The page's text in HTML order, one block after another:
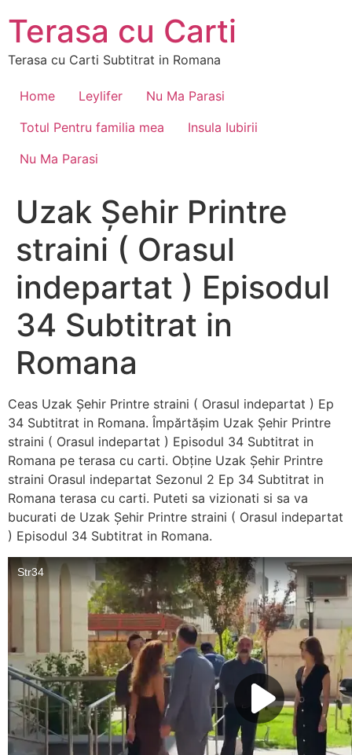
to
content
Terasa cu Carti
Terasa cu Carti Subtitrat in Romana
Home Leylifer
Nu Ma Parasi
Totul Pentru familia mea
Insula Iubirii
Nu Ma Parasi
Uzak Șehir Printre
straini ( Orasul
indepartat ) Episodul
34 Subtitrat in
Romana
Ceas Uzak Șehir Printre straini ( Orasul indepartat ) Ep
34 Subtitrat in Romana. Împărtășim Uzak Șehir Printre
straini ( Orasul indepartat ) Episodul 34 Subtitrat in
Romana pe terasa cu carti. Obține Uzak Șehir Printre
straini Orasul indepartat Sezonul 2 Ep 34 Subtitrat in
Romana terasa cu carti. Puteti sa vizionati si sa va
bucurati de Uzak Șehir Printre straini ( Orasul indepartat
) Episodul 34 Subtitrat in Romana.